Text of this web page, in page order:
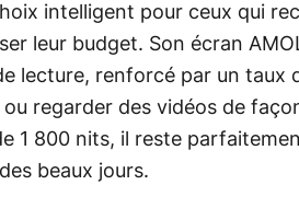
intelligent pour ceux qui
leur budget. Son écran
lecture, renforcé par un taux
regarder des vidéos de
1 800 nits, il reste
beaux jours.